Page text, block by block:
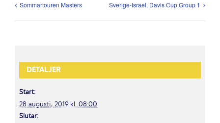
Sommartouren Masters Sverige-Israel, Davis Cup Group 1
DETALJER
Start:
28 augusti, 2019 kl. 08:00
Slutar: